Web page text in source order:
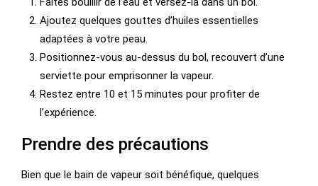
Ajoutez quelques gouttes d’huiles essentielles
adaptées à votre peau.
Positionnez-vous au-dessus du bol, recouvert d’une
serviette pour emprisonner la vapeur.
Restez entre 10 et 15 minutes pour profiter de
l’expérience.
Prendre des précautions
Bien que le bain de vapeur soit bénéfique, quelques